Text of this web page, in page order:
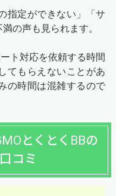
指定ができない」「サ
の声も見られます。
ト対応を依頼する時間
てもらえないことがあ
の時間は混雑するので
とくとくBBの
コミ